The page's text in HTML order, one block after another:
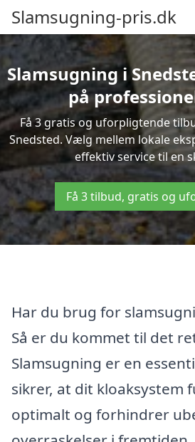
Slamsugning-pris.dk
Slamsugning i
på
Få 3 gratis og uforpligtende
Snedsted. Vælg mellem lokale
effektiv service til en
Få 3 tilbud, gratis og
Har du brug for
Så er du kommet til det
Slamsugning er en
sikrer, at dit kloaksystem
optimalt og forhindrer